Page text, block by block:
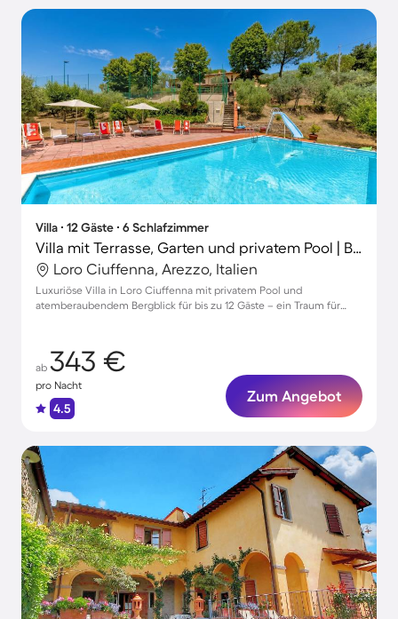
Villa ∙ 12 Gäste ∙ 6 Schlafzimmer
Villa mit Terrasse, Garten und privatem Pool | Bergblick
Loro Ciuffenna, Arezzo, Italien
Luxuriöse Villa in Loro Ciuffenna mit privatem Pool und
atemberaubendem Bergblick für bis zu 12 Gäste – ein Traum für
ab 343 €
pro Nacht
4.5
Zum Angebot